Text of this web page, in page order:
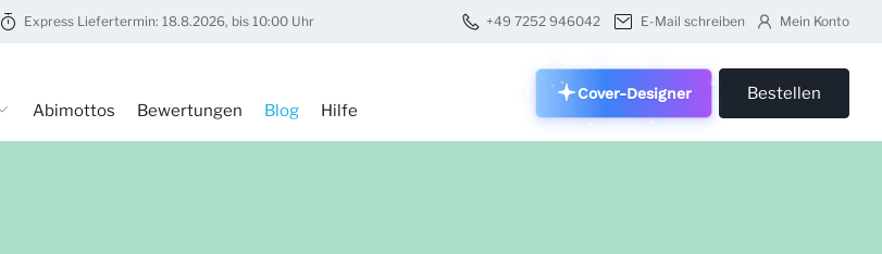
Express Liefertermin: 18.8.2026, bis 10:00 Uhr +49 7252 946042 E-Mail schreiben Mein Konto
Abimottos Bewertungen Blog Hilfe
Cover-Designer Bestellen